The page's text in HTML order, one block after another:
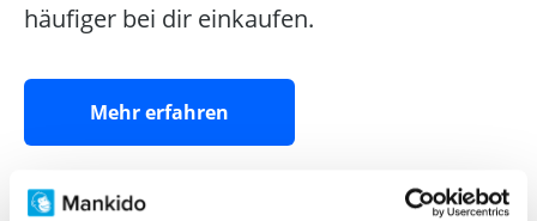
häufiger bei dir einkaufen.
Mehr erfahren